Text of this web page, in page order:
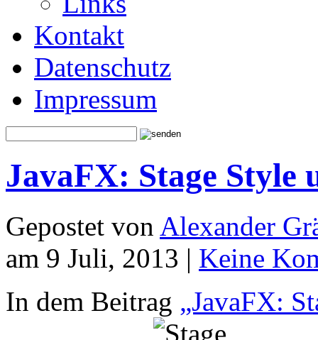
Kontakt
Datenschutz
Impressum
JavaFX: Stage Style
Gepostet von Alexander
am 9 Juli, 2013 | Keine
In dem Beitrag „JavaFX: